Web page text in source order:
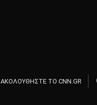
ΑΚΟΛΟΥΘΗΣΤΕ ΤΟ CNN.GR